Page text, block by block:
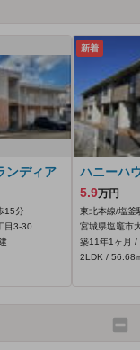
ンディア
15分
目3-30
新着
ハニーハ
5.9万円
東北本線/塩釜
宮城県塩竈市
築11年1ヶ月 /
2LDK / 56.68